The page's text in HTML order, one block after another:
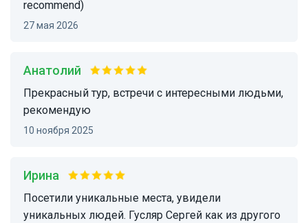
recommend)
27 мая 2026
Анатолий
Прекрасный тур, встречи с интересными людьми,
рекомендую
10 ноября 2025
Ирина
Посетили уникальные места, увидели
уникальных людей. Гусляр Сергей как из другого